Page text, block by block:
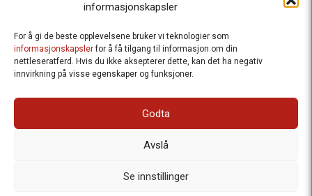
informasjonskapsler
For å gi de beste opplevelsene bruker vi teknologier som
informasjonskapslerfor å få tilgang til informasjon om din
nettleseratferd. Hvis du ikke aksepterer dette, kan det ha negativ
innvirkning på visse egenskaper og funksjoner.
Godta
Avslå
Se innstillinger
Besteforeldrenes klimaaksjon
Ansvarlig redaktør
: Halfdan Wiik |
: Postboks 1231 Vika, 0110 Oslo.
Organisasjonsnummer